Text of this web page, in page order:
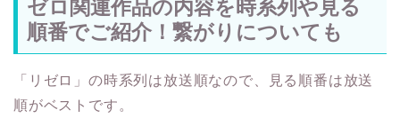
ゼロ関連作品の内容を時系列や見る
順番でご紹介！繋がりについても
「リゼロ」の時系列は放送順なので、見る順番は放送
順がベストです。